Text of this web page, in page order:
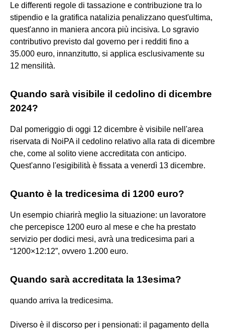
Le differenti regole di tassazione e contribuzione tra lo
stipendio e la gratifica natalizia penalizzano quest'ultima,
quest'anno in maniera ancora più incisiva. Lo sgravio
contributivo previsto dal governo per i redditi fino a
35.000 euro, innanzitutto, si applica esclusivamente su
12 mensilità.
Quando sarà visibile il cedolino di dicembre
2024?
Dal pomeriggio di oggi 12 dicembre è visibile nell'area
riservata di NoiPA il cedolino relativo alla rata di dicembre
che, come al solito viene accreditata con anticipo.
Quest'anno l'esigibilità è fissata a venerdì 13 dicembre.
Quanto è la tredicesima di 1200 euro?
Un esempio chiarirà meglio la situazione: un lavoratore
che percepisce 1200 euro al mese e che ha prestato
servizio per dodici mesi, avrà una tredicesima pari a
“1200×12:12”, ovvero 1.200 euro.
Quando sarà accreditata la 13esima?
quando arriva la tredicesima.
Diverso è il discorso per i pensionati: il pagamento della